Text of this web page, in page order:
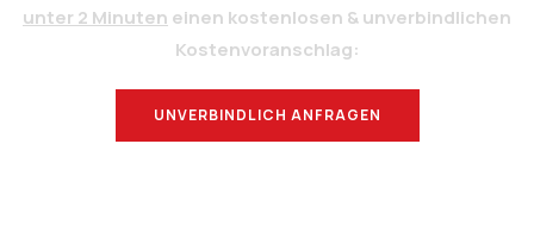
unter 2 Minuten einen kostenlosen & unverbindlichen
Kostenvoranschlag:
UNVERBINDLICH ANFRAGEN